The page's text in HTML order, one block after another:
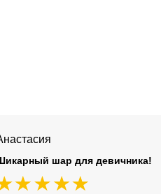
шар для девичника!